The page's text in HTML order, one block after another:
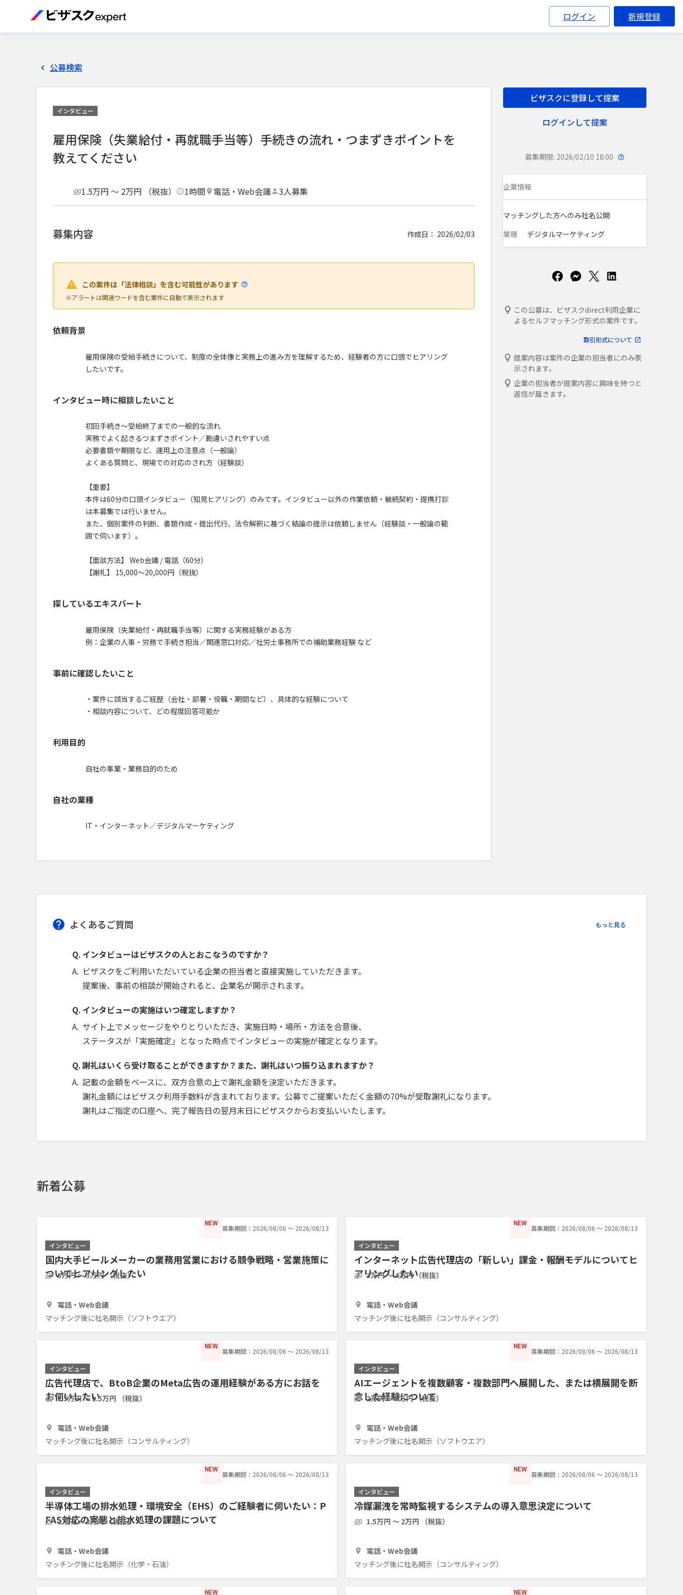
ログイン 新規登録
公募検索
インタビュー
雇用保険（失業給付・再就職手当等）手続きの流れ・つまずきポイントを
教えてください
1.5万円 〜 2万円 （税抜） 1時間 電話・Web会議 3人募集
募集内容 作成日： 2026/02/03
この案件は「法律相談」を含む可能性があります
※アラートは関連ワードを含む案件に自動で表示されます
依頼背景
雇用保険の受給手続きについて、制度の全体像と実務上の進み方を理解するため、経験者の方に口頭でヒアリング
したいです。
インタビュー時に相談したいこと
初回手続き〜受給終了までの一般的な流れ
実務でよく起きるつまずきポイント／勘違いされやすい点
必要書類や期限など、運用上の注意点（一般論）
よくある質問と、現場での対応のされ方（経験談）
【重要】
本件は60分の口頭インタビュー（知見ヒアリング）のみです。インタビュー以外の作業依頼・継続契約・提携打診
は本募集では行いません。
また、個別案件の判断、書類作成・提出代行、法令解釈に基づく結論の提示は依頼しません（経験談・一般論の範
囲で伺います）。
【面談方法】 Web会議 / 電話（60分）
【謝礼】 15,000〜20,000円（税抜）
探しているエキスパート
雇用保険（失業給付・再就職手当等）に関する実務経験がある方
例：企業の人事・労務で手続き担当／関連窓口対応／社労士事務所での補助業務経験 など
事前に確認したいこと
・案件に該当するご経歴（会社・部署・役職・期間など）、具体的な経験について
・相談内容について、どの程度回答可能か
利用目的
自社の事業・業務目的のため
自社の業種
IT・インターネット／デジタルマーケティング
ビザスクに登録して提案
ログインして提案
募集期限: 2026/02/10 18:00
企業情報
マッチングした方へのみ社名公開
業種
デジタルマーケティング
この公募は、ビザスクdirect利用企業に
よるセルフマッチング形式の案件です。
取引形式について
提案内容は案件の企業の担当者にのみ表
示されます。
企業の担当者が提案内容に興味を持つと
返信が届きます。
よくあるご質問 もっと見る
インタビューはビザスクの人とおこなうのですか？
ビザスクをご利用いただいている企業の担当者と直接実施していただきます。
提案後、事前の相談が開始されると、企業名が開示されます。
インタビューの実施はいつ確定しますか？
サイト上でメッセージをやりとりいただき、実施日時・場所・方法を合意後、
ステータスが「実施確定」となった時点でインタビューの実施が確定となります。
謝礼はいくら受け取ることができますか？また、謝礼はいつ振り込まれますか？
記載の金額をベースに、双方合意の上で謝礼金額を決定いただきます。
謝礼金額にはビザスク利用手数料が含まれております。公募でご提案いただく金額の70%が受取謝礼になります。
謝礼はご指定の口座へ、完了報告日の翌月末日にビザスクからお支払いいたします。
新着公募
NEW
募集期間：2026/08/06 〜 2026/08/13
インタビュー
国内大手ビールメーカーの業務用営業における競争戦略・営業施策に
ついてヒアリングしたい
3万円 〜 3万円 （税抜）
電話・Web会議
マッチング後に社名開示（ソフトウエア）
NEW
募集期間：2026/08/06 〜 2026/08/13
インタビュー
インターネット広告代理店の「新しい」課金・報酬モデルについてヒ
アリングしたい
3万円 〜 4万円 （税抜）
電話・Web会議
マッチング後に社名開示（コンサルティング）
NEW
募集期間：2026/08/06 〜 2026/08/13
インタビュー
広告代理店で、BtoB企業のMeta広告の運用経験がある方にお話を
お伺いしたい
1.5万円 〜 1.5万円 （税抜）
電話・Web会議
マッチング後に社名開示（コンサルティング）
NEW
募集期間：2026/08/06 〜 2026/08/13
インタビュー
AIエージェントを複数顧客・複数部門へ展開した、または横展開を断
念した経験について
2万円 〜 3万円 （税抜）
電話・Web会議
マッチング後に社名開示（ソフトウエア）
NEW
募集期間：2026/08/06 〜 2026/08/13
インタビュー
半導体工場の排水処理・環境安全（EHS）のご経験者に伺いたい：P
FAS対応の実態と排水処理の課題について
2万円 〜 3万円 （税抜）
電話・Web会議
マッチング後に社名開示（化学・石油）
NEW
募集期間：2026/08/06 〜 2026/08/13
インタビュー
冷媒漏洩を常時監視するシステムの導入意思決定について
1.5万円 〜 2万円 （税抜）
電話・Web会議
マッチング後に社名開示（コンサルティング）
NEW NEW